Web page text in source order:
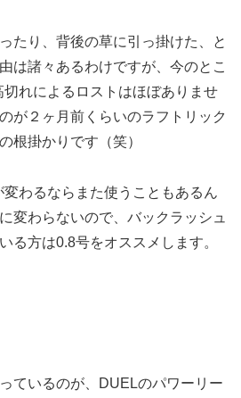
たり、背後の草に引っ掛けた、と
は諸々あるわけですが、今のとこ
れによるロストはほぼありませ
が２ヶ月前くらいのラフトリック
根掛かりです（笑）
わるならまた使うこともあるん
変わらないので、バックラッシュ
る方は0.8号をオススメします。
ているのが、DUELのパワーリー